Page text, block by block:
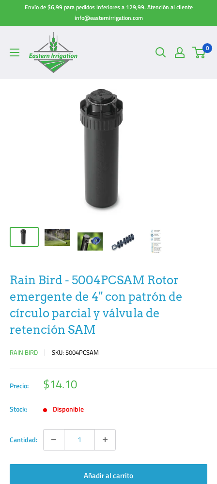
Envío de $6,99 para pedidos inferiores a 129,99. Atención al cliente
info@easternirrigation.com
0
Rain Bird - 5004PCSAM Rotor
emergente de 4" con patrón de
círculo parcial y válvula de
retención SAM
RAIN BIRD SKU: 5004PCSAM
Precio: Precio
de
venta
$14.10
Stock: Disponible
Cantidad:
Añadir al carrito